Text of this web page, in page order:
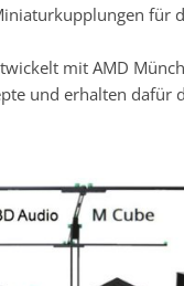
für
mit AMD
und erhalten dafür